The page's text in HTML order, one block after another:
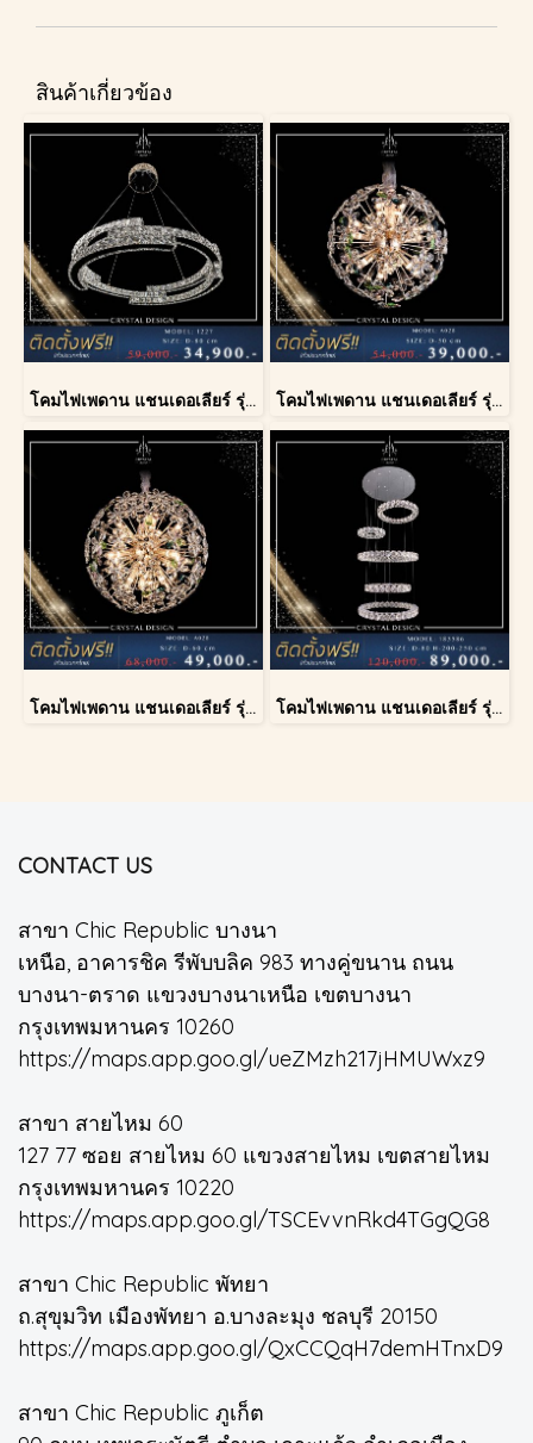
สินค้าเกี่ยวข้อง
โคมไฟเพดาน แชนเดอเลียร์ รุ่น 1227 โคมไฟเพดาน แชนเดอเลียร์ รุ่น A028-D40
โคมไฟเพดาน แชนเดอเลียร์ รุ่น A028-D60 โคมไฟเพดาน แชนเดอเลียร์ รุ่น 183586
CONTACT US
สาขา Chic Republic บางนา
เหนือ, อาคารชิค รีพับบลิค 983 ทางคู่ขนาน ถนน
บางนา-ตราด แขวงบางนาเหนือ เขตบางนา
กรุงเทพมหานคร 10260
https://maps.app.goo.gl/ueZMzh217jHMUWxz9
สาขา สายไหม 60
127 77 ซอย สายไหม 60 แขวงสายไหม เขตสายไหม
กรุงเทพมหานคร 10220
https://maps.app.goo.gl/TSCEvvnRkd4TGgQG8
สาขา Chic Republic พัทยา
ถ.สุขุมวิท เมืองพัทยา อ.บางละมุง ชลบุรี 20150
https://maps.app.goo.gl/QxCCQqH7demHTnxD9
สาขา Chic Republic ภูเก็ต